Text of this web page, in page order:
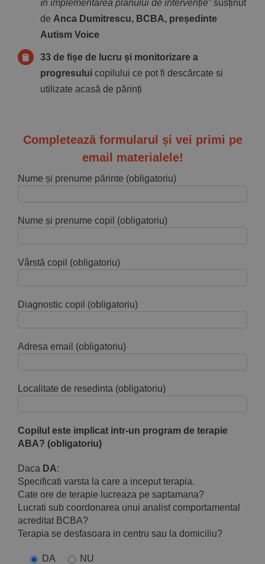
în implementarea planului de intervenție”susținut
de Anca Dumitrescu, BCBA, președinte
Autism Voice
33 de fișe de lucru și monitorizare a
progresului copilului ce pot fi descărcate si
utilizate acasă de părinți
Completează formularul și vei primi pe
email materialele!
Nume și prenume părinte (obligatoriu)
Nume și prenume copil (obligatoriu)
Vârstă copil (obligatoriu)
Diagnostic copil (obligatoriu)
Adresa email (obligatoriu)
Localitate de resedinta (obligatoriu)
Copilul este implicat intr-un program de terapie
ABA? (obligatoriu)
Daca DA:
Specificati varsta la care a inceput terapia.
Cate ore de terapie lucreaza pe saptamana?
Lucrati sub coordonarea unui analist comportamental
acreditat BCBA?
Terapia se desfasoara in centru sau la domiciliu?
DA NU